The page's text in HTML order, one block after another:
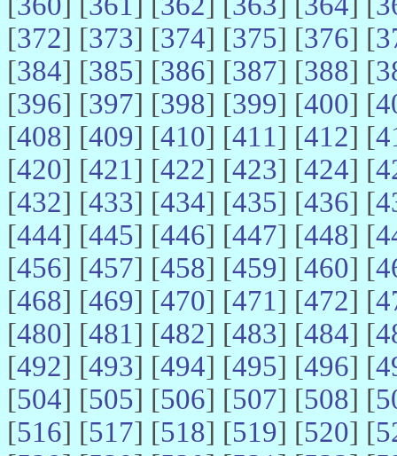
[372] [373] [374] [375] [376] [
[384] [385] [386] [387] [388] [
[396] [397] [398] [399] [400] [
[408] [409] [410] [411] [412] [
[420] [421] [422] [423] [424] [
[432] [433] [434] [435] [436] [
[444] [445] [446] [447] [448] [
[456] [457] [458] [459] [460] [
[468] [469] [470] [471] [472] [
[480] [481] [482] [483] [484] [
[492] [493] [494] [495] [496] [
[504] [505] [506] [507] [508] [
[516] [517] [518] [519] [520] [